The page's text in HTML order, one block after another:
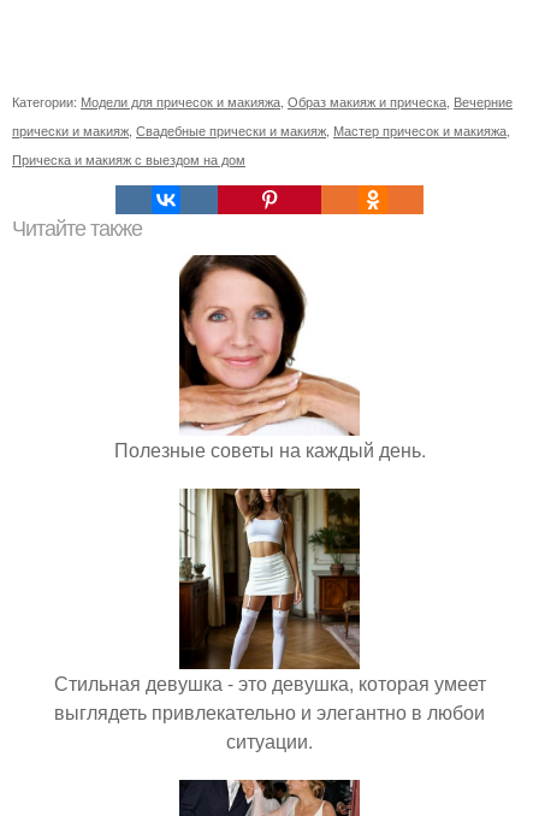
Категории: Модели для причесок и макияжа Образ макияж и прическа Вечерние
прически и макияж Свадебные прически и макияж Мастер причесок и макияжа
Прическа и макияж с выездом на дом
Читайте также
Полезные советы на каждый день.
Стильная девушка - это девушка, которая умеет
выглядеть привлекательно и элегантно в любои
ситуации.